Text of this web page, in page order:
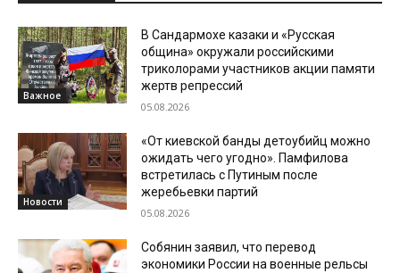
Важное
В Сандармохе казаки и «Русская
община» окружали российскими
триколорами участников акции памяти
жертв репрессий
05.08.2026
Новости
«От киевской банды детоубийц можно
ожидать чего угодно». Памфилова
встретилась с Путиным после
жеребьевки партий
05.08.2026
Собянин заявил, что перевод
экономики России на военные рельсы